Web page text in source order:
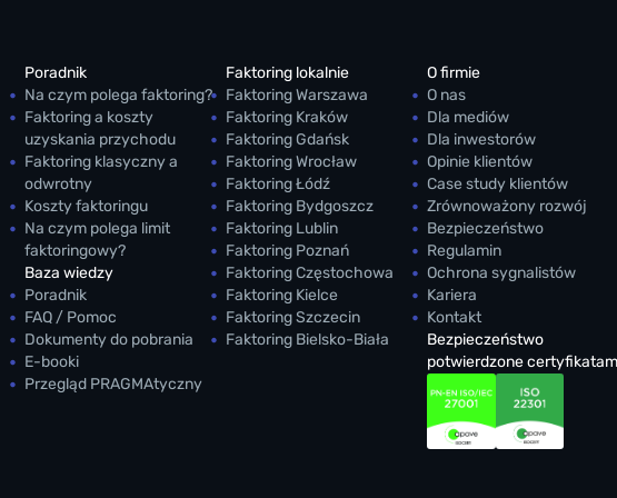
Poradnik
Na czym polega faktoring?
Faktoring a koszty
uzyskania przychodu
Faktoring klasyczny a
odwrotny
Koszty faktoringu
Na czym polega limit
faktoringowy?
Baza wiedzy
Poradnik
FAQ / Pomoc
Dokumenty do pobrania
E-booki
Przegląd PRAGMAtyczny
Faktoring lokalnie
Faktoring Warszawa
Faktoring Kraków
Faktoring Gdańsk
Faktoring Wrocław
Faktoring Łódź
Faktoring Bydgoszcz
Faktoring Lublin
Faktoring Poznań
Faktoring Częstochowa
Faktoring Kielce
Faktoring Szczecin
Faktoring Bielsko-Biała
O firmie
O nas
Dla mediów
Dla inwestorów
Opinie klientów
Case study klientów
Zrównoważony rozwój
Bezpieczeństwo
Regulamin
Ochrona sygnalistów
Kariera
Kontakt
Bezpieczeństwo
potwierdzone